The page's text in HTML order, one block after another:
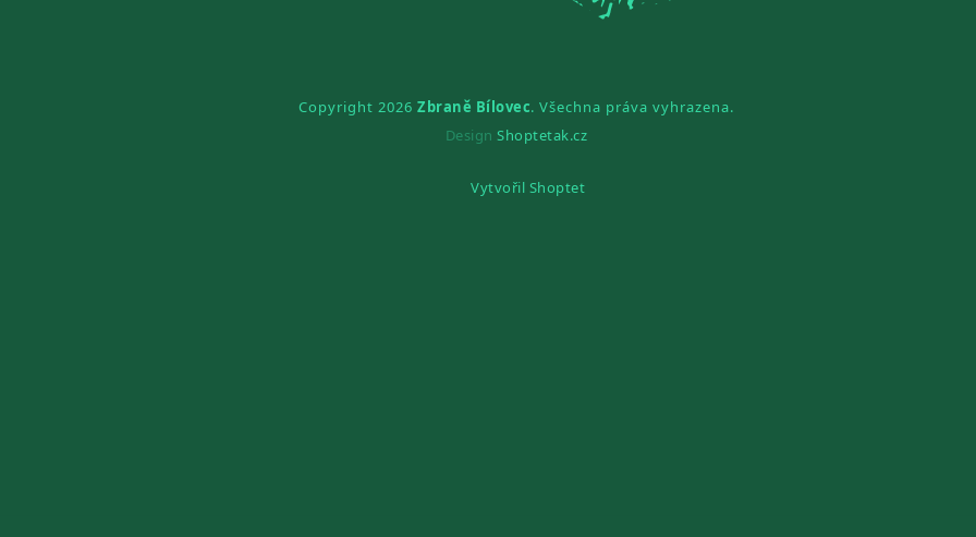
Copyright 2026 Zbraně Bílovec. Všechna práva vyhrazena.
DesignShoptetak.cz
Vytvořil Shoptet